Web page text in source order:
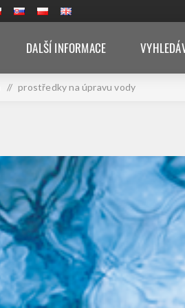
DALŠÍ INFORMACE
/ prostředky na úpravu vody